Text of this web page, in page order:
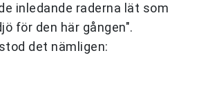
inledande raderna lät som
för den här gången".
det nämligen: